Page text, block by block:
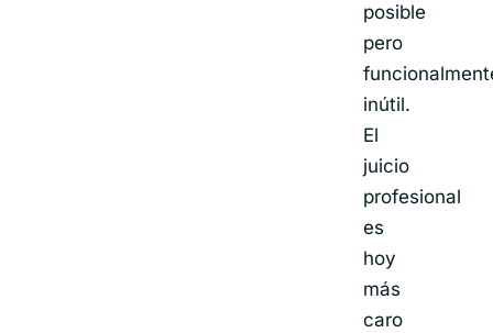
posible
pero
inútil.
El
juicio
profesional
es
hoy
más
caro